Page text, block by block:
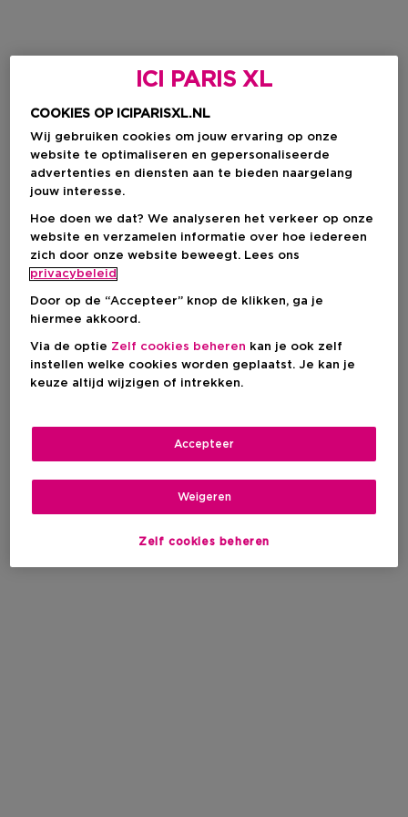
ICI PARIS XL
COOKIES OP ICIPARISXL.NL
Wij gebruiken cookies om jouw ervaring op onze
website te optimaliseren en gepersonaliseerde
advertenties en diensten aan te bieden naargelang
jouw interesse.
Hoe doen we dat? We analyseren het verkeer op onze
website en verzamelen informatie over hoe iedereen
zich door onze website beweegt. Lees ons
privacybeleid
Door op de “Accepteer” knop de klikken, ga je
hiermee akkoord.
Via de optie Zelf cookies beheren kan je ook zelf
instellen welke cookies worden geplaatst. Je kan je
keuze altijd wijzigen of intrekken.
Zelf cookies beheren
Weigeren
Accepteer